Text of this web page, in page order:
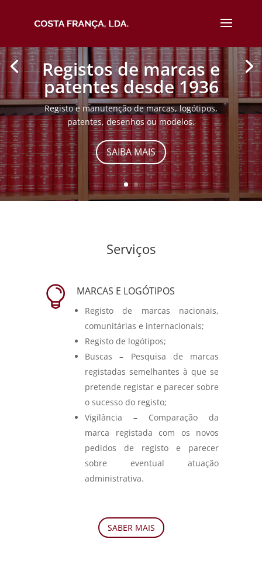
Registos de marcas e
patentes desde 1936
Registo e manutenção de marcas, logótipos,
patentes, desenhos ou modelos.
SAIBA MAIS
Serviços
 MARCAS E LOGÓTIPOS
Registo de marcas nacionais,
comunitárias e internacionais;
Registo de logótipos;
Buscas – Pesquisa de marcas
registadas semelhantes à que se
pretende registar e parecer sobre
o sucesso do registo;
Vigilância – Comparação da
marca registada com os novos
pedidos de registo e parecer
sobre eventual atuação
administrativa.
SABER MAIS